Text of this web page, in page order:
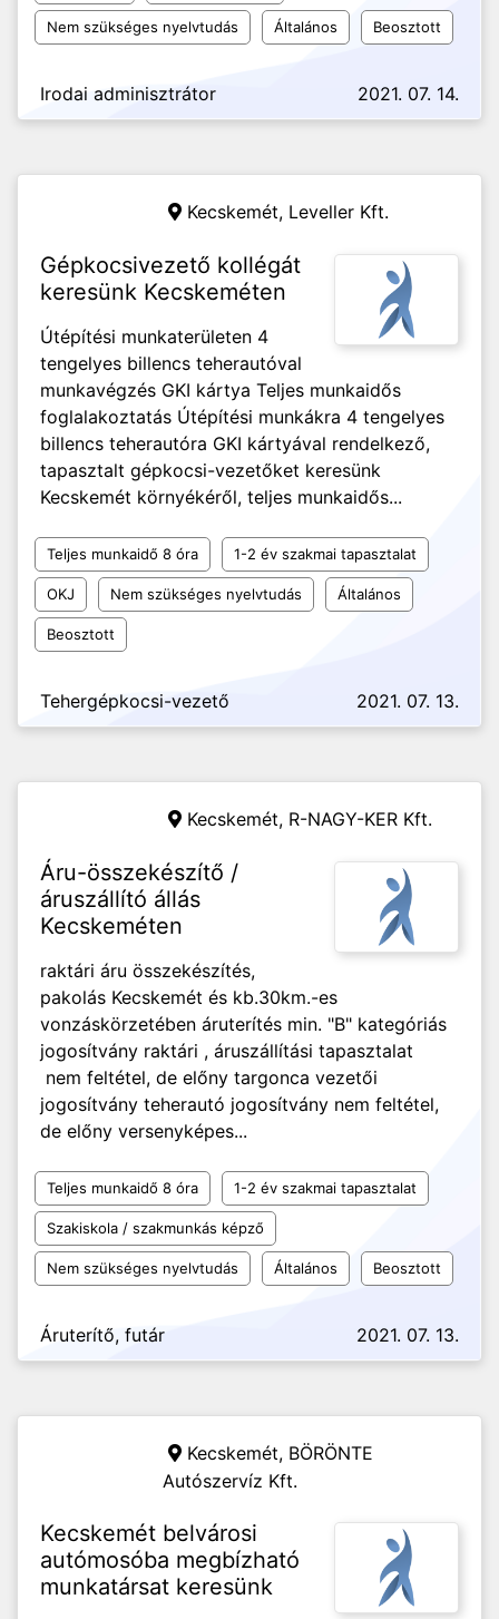
Nem szükséges nyelvtudás Általános Beosztott
Irodai adminisztrátor 2021. 07. 14.
Kecskemét, Leveller Kft.
Gépkocsivezető kollégát
keresünk Kecskeméten
Útépítési munkaterületen 4
tengelyes billencs teherautóval
munkavégzés GKI kártya Teljes munkaidős
foglalakoztatás Útépítési munkákra 4 tengelyes
billencs teherautóra GKI kártyával rendelkező,
tapasztalt gépkocsi-vezetőket keresünk
Kecskemét környékéről, teljes munkaidős...
Teljes munkaidő 8 óra 1-2 év szakmai tapasztalat
OKJ Nem szükséges nyelvtudás Általános
Beosztott
Tehergépkocsi-vezető 2021. 07. 13.
Kecskemét, R-NAGY-KER Kft.
Áru-összekészítő /
áruszállító állás
Kecskeméten
raktári áru összekészítés,
pakolás Kecskemét és kb.30km.-es
vonzáskörzetében áruterítés min. "B" kategóriás
jogosítvány raktári , áruszállítási tapasztalat
nem feltétel, de előny targonca vezetői
jogosítvány teherautó jogosítvány nem feltétel,
de előny versenyképes...
Teljes munkaidő 8 óra 1-2 év szakmai tapasztalat
Szakiskola / szakmunkás képző
Nem szükséges nyelvtudás Általános Beosztott
Áruterítő, futár 2021. 07. 13.
Kecskemét, BÖRÖNTE
Autószervíz Kft.
Kecskemét belvárosi
autómosóba megbízható
munkatársat keresünk